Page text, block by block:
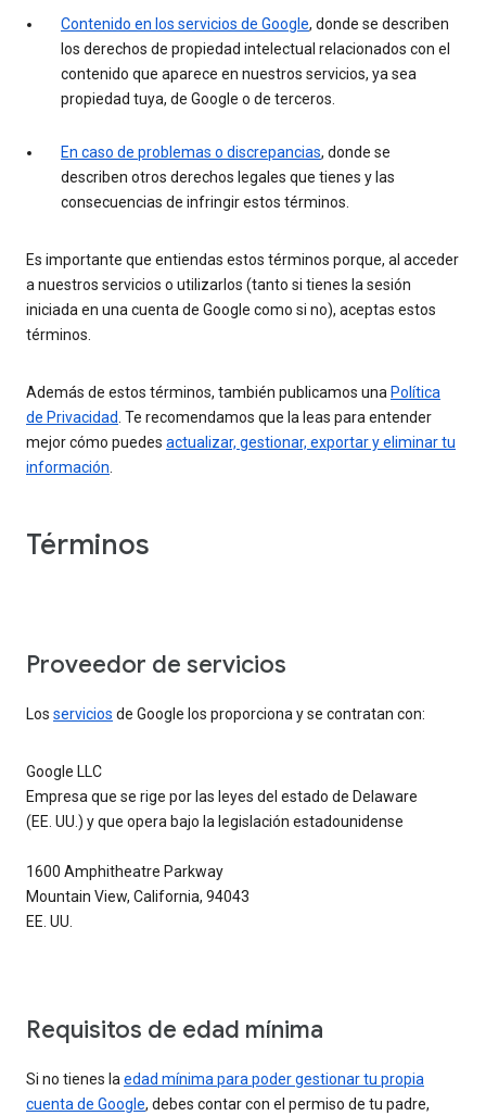
Contenido en los servicios de Google, donde se describen
los derechos de propiedad intelectual relacionados con el
contenido que aparece en nuestros servicios, ya sea
propiedad tuya, de Google o de terceros.
En caso de problemas o discrepancias, donde se
describen otros derechos legales que tienes y las
consecuencias de infringir estos términos.
Es importante que entiendas estos términos porque, al acceder
a nuestros servicios o utilizarlos (tanto si tienes la sesión
iniciada en una cuenta de Google como si no), aceptas estos
términos.
Además de estos términos, también publicamos una Política
de Privacidad . Te recomendamos que la leas para entender
mejor cómo puedes actualizar, gestionar, exportar y eliminar tu
información
Términos
Proveedor de servicios
Los servicios de Google los proporciona y se contratan con:
Google LLC
Empresa que se rige por las leyes del estado de Delaware
(EE. UU.) y que opera bajo la legislación estadounidense
1600 Amphitheatre Parkway
Mountain View, California, 94043
EE. UU.
Requisitos de edad mínima
Si no tienes la edad mínima para poder gestionar tu propia
cuenta de Google, debes contar con el permiso de tu padre,